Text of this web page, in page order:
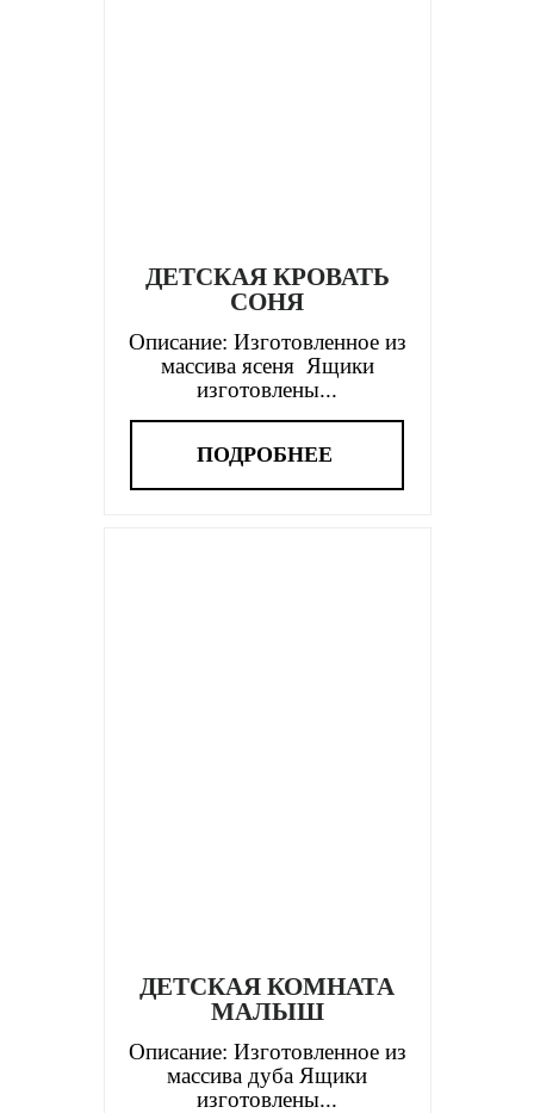
ДЕТСКАЯ КРОВАТЬ
СОНЯ
Описание: Изготовленное из
массива ясеня Ящики
изготовлены...
ПОДРОБНЕЕ
ДЕТСКАЯ КОМНАТА
МАЛЫШ
Описание: Изготовленное из
массива дуба Ящики
изготовлены...